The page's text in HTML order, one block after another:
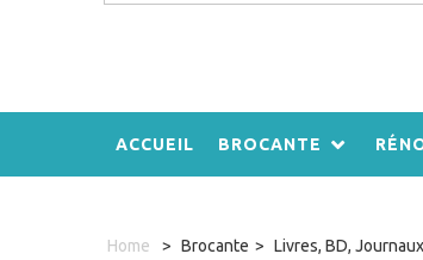
ACCUEIL BROCANTE
Home > Brocante > Livres, BD,